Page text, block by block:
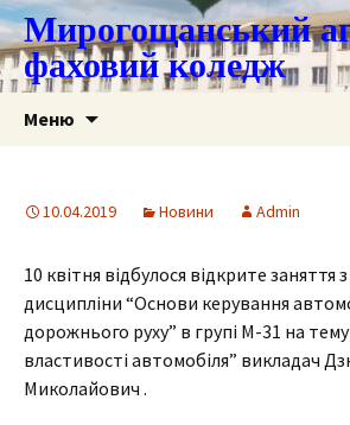
Мирогощанський
фаховий коледж
Меню
10.04.2019 Новини Admin
10 квітня відбулося відкрите заняття
дисципліни “Основи керування
дорожнього руху” в групі М-31 на тему
властивості автомобіля” викладач
Миколайович .